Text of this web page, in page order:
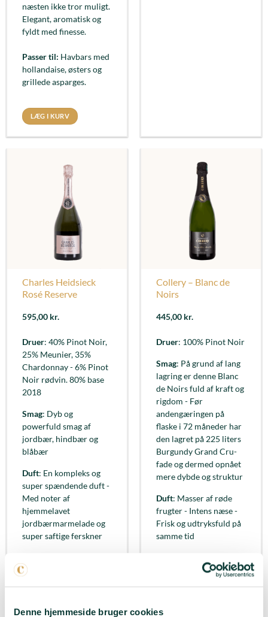
Denne hjemmeside bruger cookies
næsten ikke tror muligt.
Elegant, aromatisk og
fyldt med finesse.
Passer til: Havbars med
hollandaise, østers og
grillede asparges.
LÆG I KURV
Charles Heidsieck
Rosé Reserve
595,00 kr.
Druer: 40% Pinot Noir,
25% Meunier, 35%
Chardonnay - 6% Pinot
Noir rødvin. 80% base
2018
Smag: Dyb og
powerfuld smag af
jordbær, hindbær og
blåbær
Duft: En kompleks og
super spændende duft -
Med noter af
hjemmelavet
jordbærmarmelade og
super saftige ferskner
Bare fordi
Collery – Blanc de
Noirs
445,00 kr.
Druer: 100% Pinot Noir
Smag: På grund af lang
lagring er denne Blanc
de Noirs fuld af kraft og
rigdom - Før
andengæringen på
flaske i 72 måneder har
den lagret på 225 liters
Burgundy Grand Cru-
fade og dermed opnået
mere dybde og struktur
Duft: Masser af røde
frugter - Intens næse -
Frisk og udtryksfuld på
samme tid
Hjemmelavet burger -